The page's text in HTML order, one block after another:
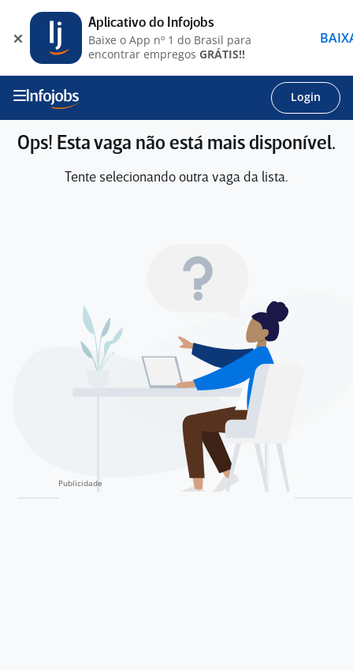
Login
Ops! Esta vaga não está mais disponível.
Tente selecionando outra vaga da lista.
Aplicativo do Infojobs
Baixe o App nº 1 do Brasil para
encontrar empregos GRÁTIS!!